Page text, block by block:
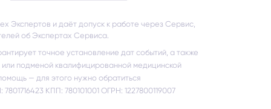
Экспертов и даёт допуск к работе через Сервис,
об Экспертах Сервиса.
точное установление дат событий, а также
подменой квалифицированной медицинской
— для этого нужно обратиться
КПП: 780101001 ОГРН: 1227800119007